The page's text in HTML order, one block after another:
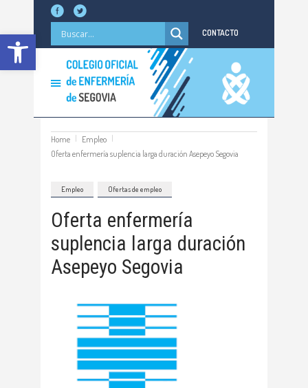
Abrir barra de herramientas CONTACTO
Home
Empleo
Oferta enfermería suplencia larga duración Asepeyo Segovia
Empleo Ofertas de empleo
Oferta enfermería
suplencia larga duración
Asepeyo Segovia